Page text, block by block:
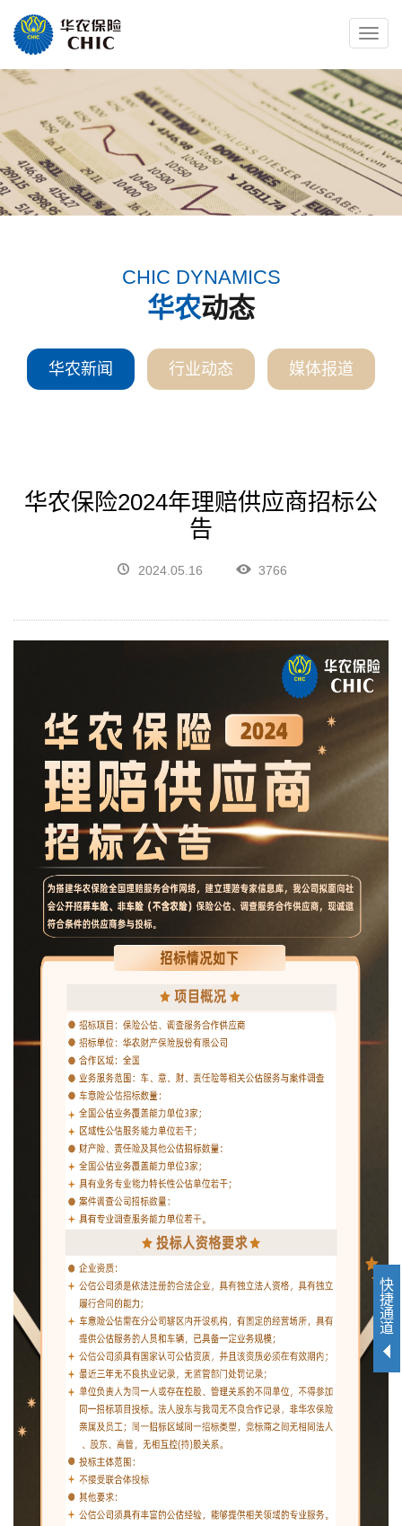
Toggle
CHIC DYNAMICS
华农动态
华农新闻 行业动态 媒体报道
华农保险2024年理赔供应商招标公
告
2024.05.16 3766
快
捷
通
道